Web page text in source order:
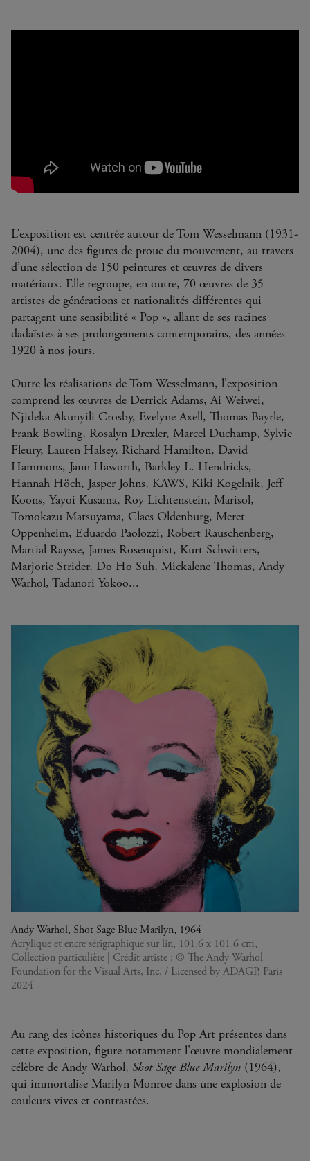
L’exposition est centrée autour de Tom Wesselmann (1931-
2004), une des figures de proue du mouvement, au travers
d’une sélection de 150 peintures et œuvres de divers
matériaux. Elle regroupe, en outre, 70 œuvres de 35
artistes de générations et nationalités différentes qui
partagent une sensibilité « Pop », allant de ses racines
dadaïstes à ses prolongements contemporains, des années
1920 à nos jours.
Outre les réalisations de Tom Wesselmann, l’exposition
comprend les œuvres de Derrick Adams, Ai Weiwei,
Njideka Akunyili Crosby, Evelyne Axell, Thomas Bayrle,
Frank Bowling, Rosalyn Drexler, Marcel Duchamp, Sylvie
Fleury, Lauren Halsey, Richard Hamilton, David
Hammons, Jann Haworth, Barkley L. Hendricks,
Hannah Höch, Jasper Johns, KAWS, Kiki Kogelnik, Jeff
Koons, Yayoi Kusama, Roy Lichtenstein, Marisol,
Tomokazu Matsuyama, Claes Oldenburg, Meret
Oppenheim, Eduardo Paolozzi, Robert Rauschenberg,
Martial Raysse, James Rosenquist, Kurt Schwitters,
Marjorie Strider, Do Ho Suh, Mickalene Thomas, Andy
Warhol, Tadanori Yokoo...
Andy Warhol, Shot Sage Blue Marilyn, 1964
Acrylique et encre sérigraphique sur lin, 101,6 x 101,6 cm,
Collection particulière | Crédit artiste : © The Andy Warhol
Foundation for the Visual Arts, Inc. / Licensed by ADAGP, Paris
2024
Au rang des icônes historiques du Pop Art présentes dans
cette exposition, figure notamment l'œuvre mondialement
célèbre de Andy Warhol, Shot Sage Blue Marilyn (1964),
qui immortalise Marilyn Monroe dans une explosion de
couleurs vives et contrastées.